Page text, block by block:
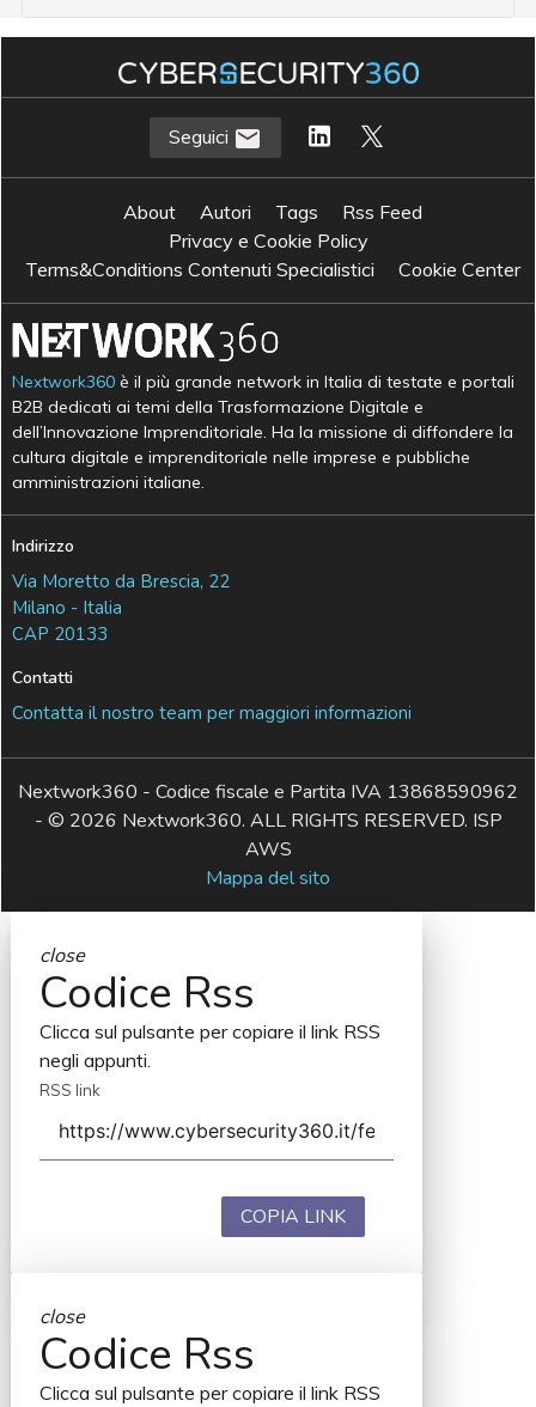
Seguici
About Autori Tags
Rss Feed
Privacy e Cookie Policy
Terms&Conditions Contenuti Specialistici
Cookie Center
Nextwork360 è il più grande network in Italia di testate e portali
B2B dedicati ai temi della Trasformazione Digitale e
dell’Innovazione Imprenditoriale. Ha la missione di diffondere la
cultura digitale e imprenditoriale nelle imprese e pubbliche
amministrazioni italiane.
Indirizzo
Via Moretto da Brescia, 22
Milano - Italia
CAP 20133
Contatti
Contatta il nostro team per maggiori informazioni
Nextwork360 - Codice fiscale e Partita IVA 13868590962
- © 2026 Nextwork360. ALL RIGHTS RESERVED. ISP
AWS
Mappa del sito
close
Codice Rss
Clicca sul pulsante per copiare il link RSS
negli appunti.
RSS link
COPIA LINK
close
Codice Rss
Clicca sul pulsante per copiare il link RSS